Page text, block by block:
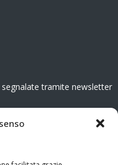
tramite newsletter